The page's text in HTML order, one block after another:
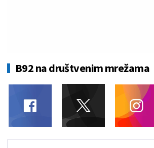
B92 na društvenim mrežama